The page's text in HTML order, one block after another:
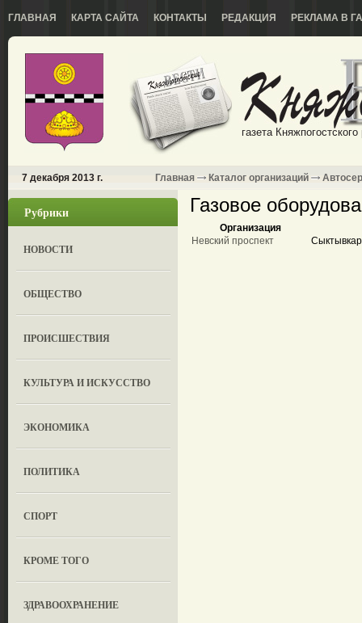
ГЛАВНАЯ КАРТА САЙТА КОНТАКТЫ РЕДАКЦИЯ РЕКЛАМА В
газета
7 декабря 2013 г. Главная Каталог организаций
Рубрики
НОВОСТИ
ОБЩЕСТВО
ПРОИСШЕСТВИЯ
КУЛЬТУРА И ИСКУССТВО
ЭКОНОМИКА
ПОЛИТИКА
СПОРТ
КРОМЕ ТОГО
ЗДРАВООХРАНЕНИЕ
Газовое
Организация
Невский проспект